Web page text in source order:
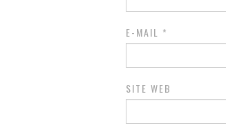
E-MAIL *
SITE WEB